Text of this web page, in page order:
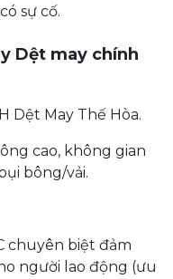
sự cố.
Dệt may chính
Dệt May Thế Hòa.
cao, không gian
bông/vải.
chuyên biệt đảm
người lao động (ưu